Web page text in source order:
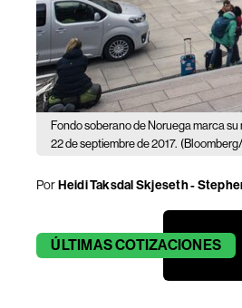
Fondo soberano de Noruega marca
22 de septiembre de 2017.
PorHeidi Taksdal Skjeseth -
ÚLTIMASCOTIZACIONES